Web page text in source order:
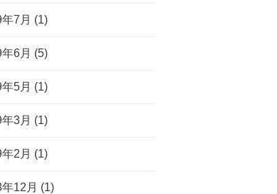
7月 (1)
6月 (5)
5月 (1)
3月 (1)
2月 (1)
12月 (1)